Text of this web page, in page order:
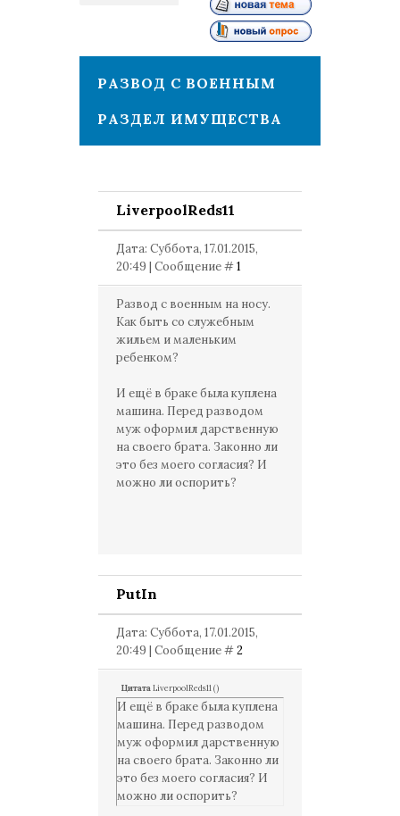
РАЗВОД С ВОЕННЫМ
РАЗДЕЛ ИМУЩЕСТВА
LiverpoolReds11
Дата: Суббота, 17.01.2015,
20:49 | Сообщение #1
Развод с военным на носу.
Как быть со служебным
жильем и маленьким
ребенком?
И ещё в браке была куплена
машина. Перед разводом
муж оформил дарственную
на своего брата. Законно ли
это без моего согласия? И
можно ли оспорить?
PutIn
Дата: Суббота, 17.01.2015,
20:49 | Сообщение #2
ЦитатаLiverpoolReds11()
И ещё в браке была куплена
машина. Перед разводом
муж оформил дарственную
на своего брата. Законно ли
это без моего согласия? И
можно ли оспорить?